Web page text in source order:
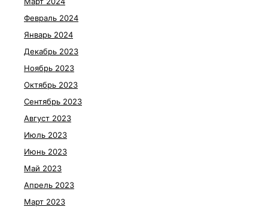
Февраль 2024
Январь 2024
Декабрь 2023
Ноябрь 2023
Октябрь 2023
Сентябрь 2023
Август 2023
Июль 2023
Июнь 2023
Май 2023
Апрель 2023
Март 2023